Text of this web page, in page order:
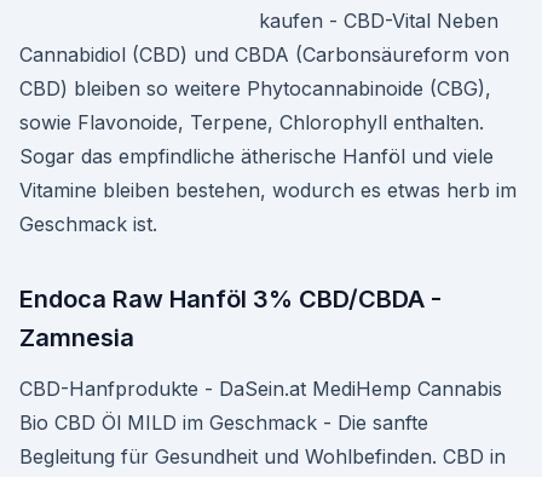
kaufen - CBD-Vital Neben
Cannabidiol (CBD) und CBDA (Carbonsäureform von
CBD) bleiben so weitere Phytocannabinoide (CBG),
sowie Flavonoide, Terpene, Chlorophyll enthalten.
Sogar das empfindliche ätherische Hanföl und viele
Vitamine bleiben bestehen, wodurch es etwas herb im
Geschmack ist.
Endoca Raw Hanföl 3% CBD/CBDA -
Zamnesia
CBD-Hanfprodukte - DaSein.at MediHemp Cannabis
Bio CBD Öl MILD im Geschmack - Die sanfte
Begleitung für Gesundheit und Wohlbefinden. CBD in